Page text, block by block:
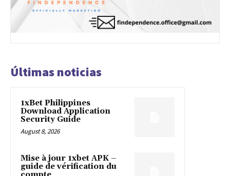
Últimas noticias
1xBet Philippines
Download Application
Security Guide
August 8, 2026
Mise à jour 1xbet APK –
guide de vérification du